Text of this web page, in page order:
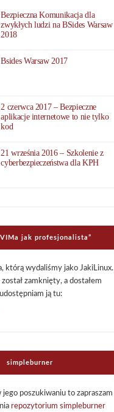
Bezpieczna Komunikacja dla
zwykłych ludzi na BSides Warsaw
2018
Bsides Warsaw 2017
2 czerwca 2017 – Bezpieczne
aplikacje internetowe to nie tylko
kod
21 września 2016 – Szkolenie z
cyberbezpieczeństwa dla KPH
jak pro­fe­sjo­na­li­sta”
którą wyda­li­śmy jako Jaki­Li­nux.
zamknięty, a dosta­łem
ją tu:
sim­ple­bur­ner
jego poszu­ki­wa­niu to zapra­szam
repo­zy­to­rium sim­ple­bur­ner